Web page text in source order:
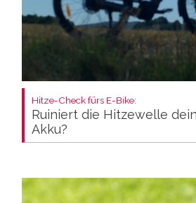
Hitze-Check fürs E-Bike:
Ruiniert die Hitzewelle
Akku?